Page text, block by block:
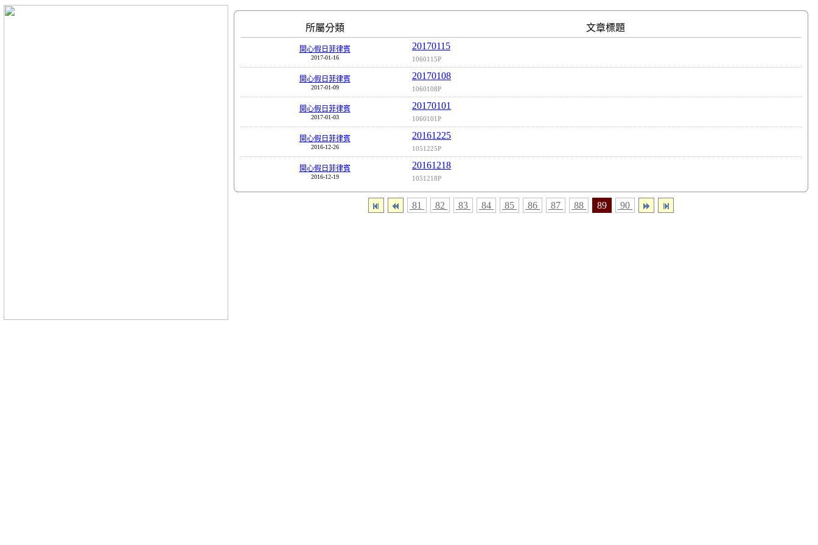
所屬分類 文章標題
開心假日菲律賓
2017-01-16
20170115
1060115P
開心假日菲律賓
2017-01-09
20170108
1060108P
開心假日菲律賓
2017-01-03
20170101
1060101P
開心假日菲律賓
2016-12-26
20161225
1051225P
開心假日菲律賓
2016-12-19
20161218
1051218P
81 82 83 84 85 86 87 88 89 90